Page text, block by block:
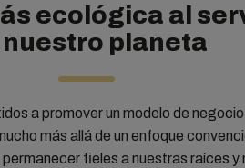
ecológica al
nuestro planeta
a promover un modelo de negocio
más allá de un enfoque
permanecer fieles a nuestras raíces y